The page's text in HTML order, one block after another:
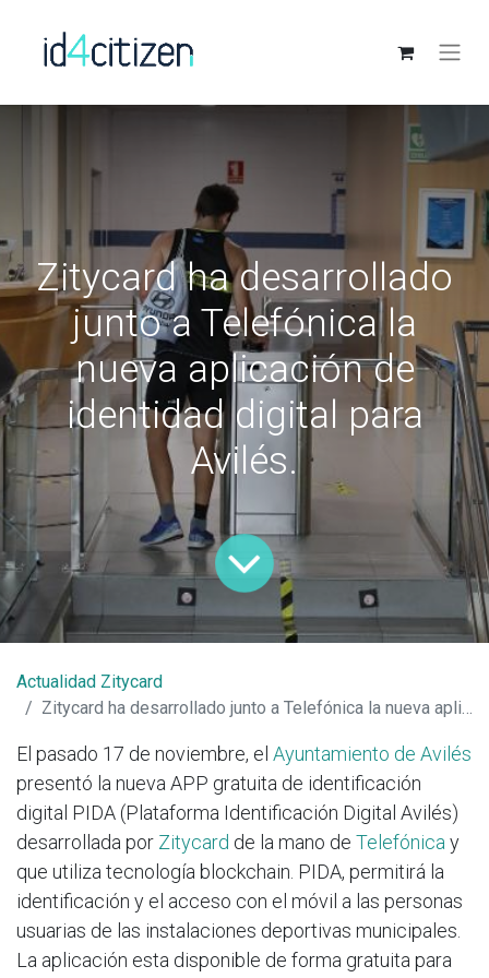
Zitycard ha desarrollado
junto a Telefónica la
nueva aplicación de
identidad digital para
Avilés.
Actualidad Zitycard
Zitycard ha desarrollado junto a Telefónica la nueva aplicación de identidad digital para Avilés.
El pasado 17 de noviembre, el Ayuntamiento de Avilés
presentó la nueva APP gratuita de identificación
digital PIDA (Plataforma Identificación Digital Avilés)
desarrollada por Zitycard de la mano de Telefónica y
que utiliza tecnología blockchain. PIDA, permitirá la
identificación y el acceso con el móvil a las personas
usuarias de las instalaciones deportivas municipales.
La aplicación esta disponible de forma gratuita para